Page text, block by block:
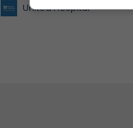
United Hospital